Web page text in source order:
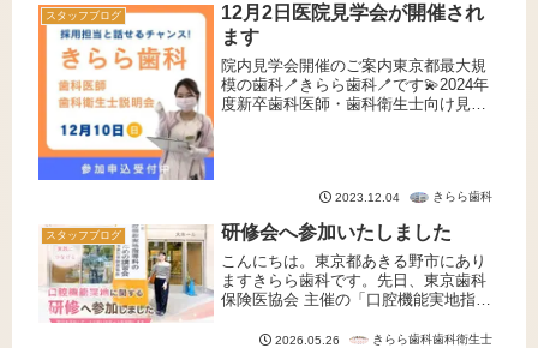
スタッフブログ
12月2日医院見学会が開催され
ます
院内見学会開催のご案内東京都最大規
模の歯科🪥きらら歯科🪥です💫2024年
度新卒歯科医師・歯科衛生士向け見学
2023.12.04 きらら歯科
スタッフブログ 研修会へ参加いたしました
こんにちは。東京都あきる野市にあり
ますきらら歯科です。先日、東京歯科
保険医協会 主催の「口腔機能実地指導
生士長・副衛生士長の3名で参加しまし
2026.05.26 きらら歯科歯科衛生士